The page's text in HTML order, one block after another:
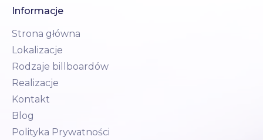
Informacje
Strona główna
Lokalizacje
Rodzaje billboardów
Realizacje
Kontakt
Blog
Polityka Prywatności